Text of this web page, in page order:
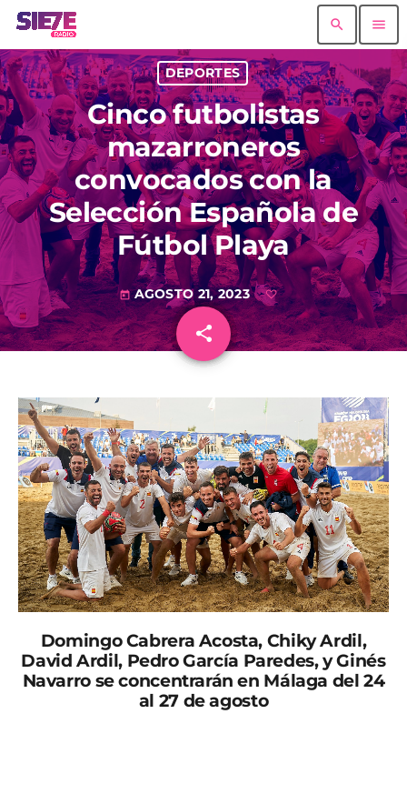
search menu
DEPORTES
Cinco futbolistas
mazarroneros
convocados con la
Selección Española de
Fútbol Playa
today AGOSTO 21, 2023
share
email
Domingo Cabrera Acosta, Chiky Ardil,
David Ardil, Pedro García Paredes, y Ginés
Navarro se concentrarán en Málaga del 24
al 27 de agosto